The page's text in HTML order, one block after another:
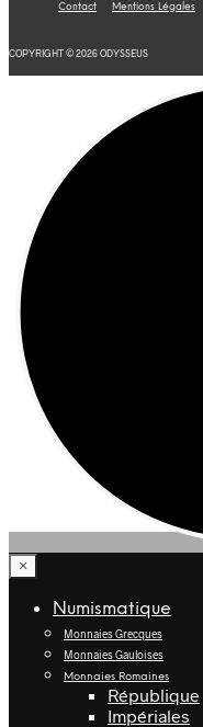
Contact Mentions Légales
COPYRIGHT © 2026 ODYSSEUS
×
Numismatique
Monnaies Grecques
Monnaies Gauloises
Monnaies Romaines
République
Impériales